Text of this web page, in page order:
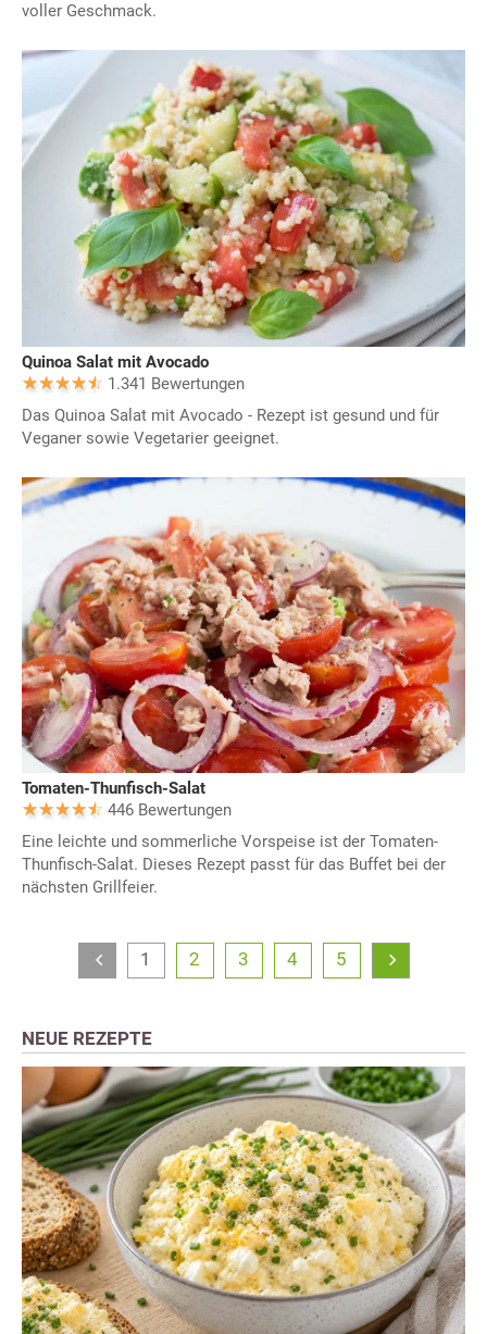
voller Geschmack.
Quinoa Salat mit Avocado
1.341 Bewertungen
Das Quinoa Salat mit Avocado - Rezept ist gesund und für
Veganer sowie Vegetarier geeignet.
Tomaten-Thunfisch-Salat
446 Bewertungen
Eine leichte und sommerliche Vorspeise ist der Tomaten-
Thunfisch-Salat. Dieses Rezept passt für das Buffet bei der
nächsten Grillfeier.
1 2 3 4 5
NEUE REZEPTE